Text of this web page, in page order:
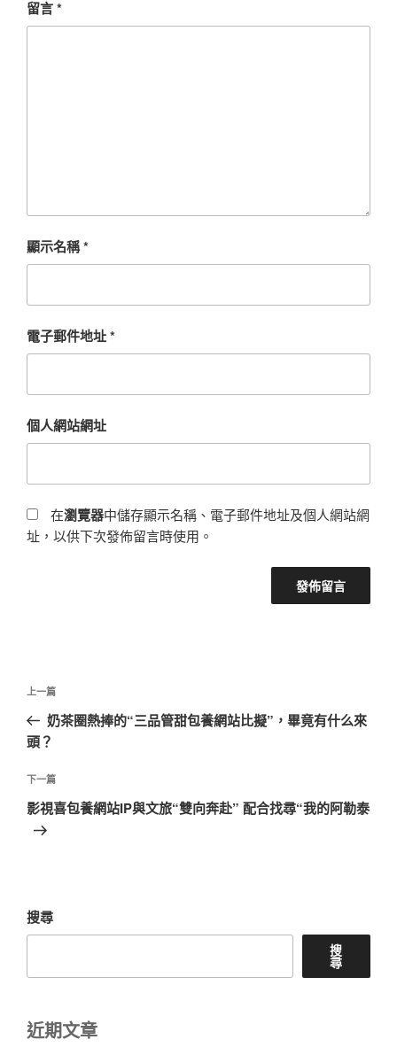
留言*
顯示名稱*
電子郵件地址*
個人網站網址
在瀏覽器中儲存顯示名稱、電子郵件地址及個人網站網
址，以供下次發佈留言時使用。
文
導
覽
上
一
篇
章
上一篇
奶茶圈熱捧的“三品管甜包養網站比擬”，畢竟有什么來
頭？
下
一
下一篇
影視喜包養網站IP與文旅“雙向奔赴” 配合找尋“我的阿勒泰
搜尋
搜
尋
近期文章